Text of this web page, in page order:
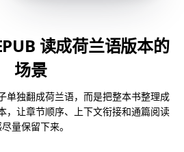
读成荷兰语版本的
场景
单独翻成荷兰语，而是把整本书整理成
，让章节顺序、上下文衔接和通篇阅读
量保留下来。